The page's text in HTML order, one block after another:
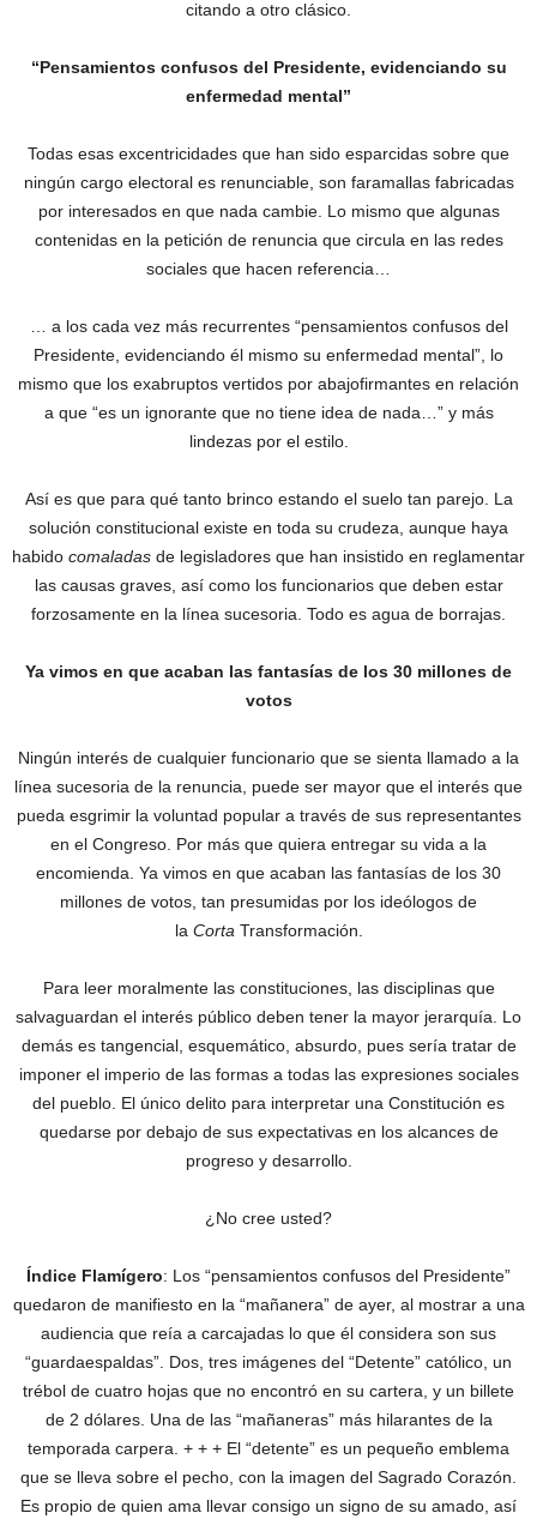
citando a otro clásico.
“Pensamientos confusos del Presidente, evidenciando su
enfermedad mental”
Todas esas excentricidades que han sido esparcidas sobre que
ningún cargo electoral es renunciable, son faramallas fabricadas
por interesados en que nada cambie. Lo mismo que algunas
contenidas en la petición de renuncia que circula en las redes
sociales que hacen referencia…
… a los cada vez más recurrentes “pensamientos confusos del
Presidente, evidenciando él mismo su enfermedad mental”, lo
mismo que los exabruptos vertidos por abajofirmantes en relación
a que “es un ignorante que no tiene idea de nada…” y más
lindezas por el estilo.
Así es que para qué tanto brinco estando el suelo tan parejo. La
solución constitucional existe en toda su crudeza, aunque haya
habido comaladas de legisladores que han insistido en reglamentar
las causas graves, así como los funcionarios que deben estar
forzosamente en la línea sucesoria. Todo es agua de borrajas.
Ya vimos en que acaban las fantasías de los 30 millones de
votos
Ningún interés de cualquier funcionario que se sienta llamado a la
línea sucesoria de la renuncia, puede ser mayor que el interés que
pueda esgrimir la voluntad popular a través de sus representantes
en el Congreso. Por más que quiera entregar su vida a la
encomienda. Ya vimos en que acaban las fantasías de los 30
millones de votos, tan presumidas por los ideólogos de
la Corta Transformación.
Para leer moralmente las constituciones, las disciplinas que
salvaguardan el interés público deben tener la mayor jerarquía. Lo
demás es tangencial, esquemático, absurdo, pues sería tratar de
imponer el imperio de las formas a todas las expresiones sociales
del pueblo. El único delito para interpretar una Constitución es
quedarse por debajo de sus expectativas en los alcances de
progreso y desarrollo.
¿No cree usted?
Índice Flamígero: Los “pensamientos confusos del Presidente”
quedaron de manifiesto en la “mañanera” de ayer, al mostrar a una
audiencia que reía a carcajadas lo que él considera son sus
“guardaespaldas”. Dos, tres imágenes del “Detente” católico, un
trébol de cuatro hojas que no encontró en su cartera, y un billete
de 2 dólares. Una de las “mañaneras” más hilarantes de la
temporada carpera. + + + El “detente” es un pequeño emblema
que se lleva sobre el pecho, con la imagen del Sagrado Corazón.
Es propio de quien ama llevar consigo un signo de su amado, así